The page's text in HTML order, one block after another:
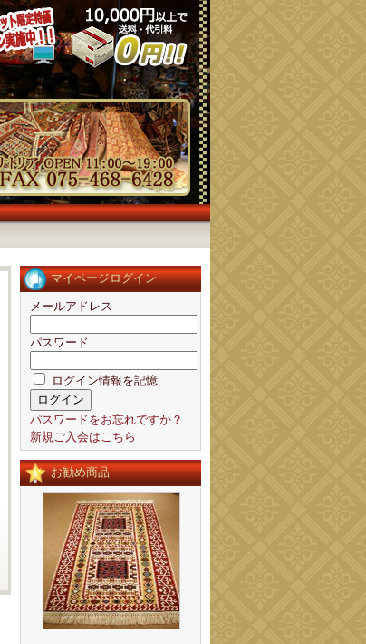
マイページログイン
メールアドレス
パスワード
ログイン情報を記憶
パスワードをお忘れですか？
新規ご入会はこちら
お勧め商品